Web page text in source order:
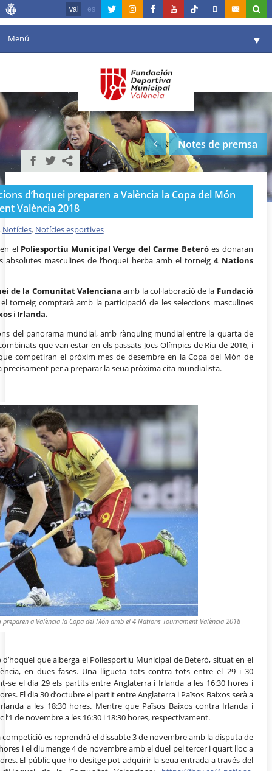
val es
Menú ▼
Agenda
Instal·lacions
Comunicació ▼
València en esport
Portal de Transparència
Reserves
Notes de premsa
d’hoquei preparen a València la Copa del Món
València 2018
Notícies, Notícies esportives
elPoliesportiu Municipal Verge del Carme Beteró es donaran
absolutes masculines de l’hoquei herba amb el torneig4 Nations
de la Comunitat Valenciana amb la col·laboració de la Fundació
torneig comptarà amb la participació de les seleccions masculines
i Irlanda.
del panorama mundial, amb rànquing mundial entre la quarta de
que van estar en els passats Jocs Olímpics de Riu de 2016, i
competiran el pròxim mes de desembre en la Copa del Món de
precisament per a preparar la seua pròxima cita mundialista.
preparen a València la Copa del Món amb el 4 Nations Tournament València 2018
que alberga el Poliesportiu Municipal de Beteró, situat en el
en dues fases. Una lligueta tots contra tots entre el 29 i 30
se el dia 29 els partits entre Anglaterra i Irlanda a les 16:30 hores i
El dia 30 d’octubre el partit entre Anglaterra i Països Baixos serà a
a les 18:30 hores. Mentre que Països Baixos contra Irlanda i
de novembre a les 16:30 i 18:30 hores, respectivament.
competició es reprendrà el dissabte 3 de novembre amb la disputa de
i el diumenge 4 de novembre amb el duel pel tercer i quart lloc a
El públic que ho desitge pot adquirir la seua entrada a través del